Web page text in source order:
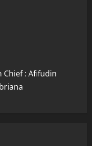
: Afifudin